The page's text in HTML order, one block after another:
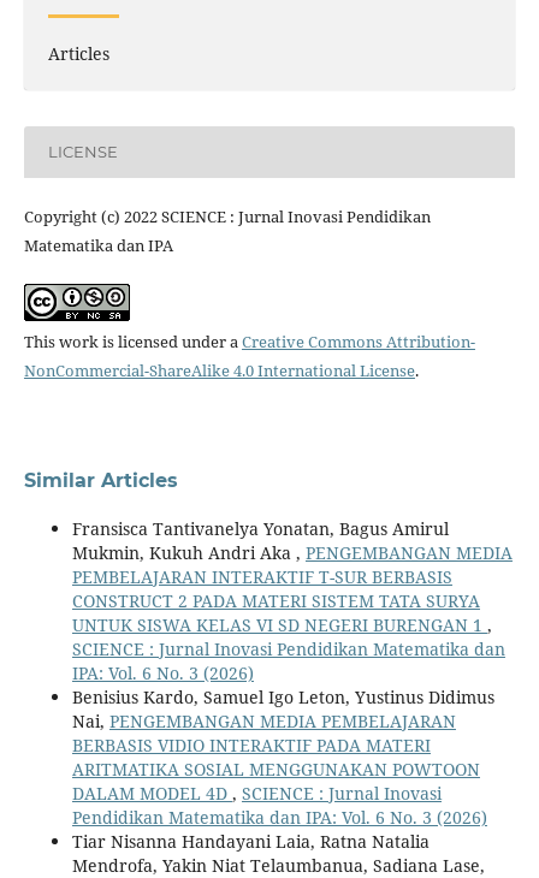
Articles
LICENSE
Copyright (c) 2022 SCIENCE : Jurnal Inovasi Pendidikan
Matematika dan IPA
This work is licensed under aCreative Commons Attribution-
NonCommercial-ShareAlike 4.0 International License.
Similar Articles
Fransisca Tantivanelya Yonatan, Bagus Amirul
Mukmin, Kukuh Andri Aka , PENGEMBANGAN MEDIA
PEMBELAJARAN INTERAKTIF T-SUR BERBASIS
CONSTRUCT 2 PADA MATERI SISTEM TATA SURYA
UNTUK SISWA KELAS VI SD NEGERI BURENGAN 1 ,
SCIENCE : Jurnal Inovasi Pendidikan Matematika dan
IPA: Vol. 6 No. 3 (2026)
Benisius Kardo, Samuel Igo Leton, Yustinus Didimus
Nai, PENGEMBANGAN MEDIA PEMBELAJARAN
BERBASIS VIDIO INTERAKTIF PADA MATERI
ARITMATIKA SOSIAL MENGGUNAKAN POWTOON
DALAM MODEL 4D , SCIENCE : Jurnal Inovasi
Pendidikan Matematika dan IPA: Vol. 6 No. 3 (2026)
Tiar Nisanna Handayani Laia, Ratna Natalia
Mendrofa, Yakin Niat Telaumbanua, Sadiana Lase,